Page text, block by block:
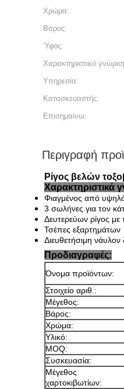
Χρώμα:
Βάρος:
Ύφος:
Χαρακτηριστικό
Υπηρεσία:
Κατασκευαστής:
Επισημαίνω:
Περιγραφή
Ρίγος βελών
Χαρακτηριστικά
Φιαγμένος από
3 σωλήνες για τον
Δευτερεύων ρίγος με
Τσέπες εξαρτημάτων
Διευθετήσιμη νάυλον
Προδιαγραφές:
Όνομα προϊόντων:
Στοιχείο αριθ.:
Μέγεθος:
Βάρος:
Χρώμα:
Υλικό:
MOQ:
Συσκευασία:
Μέγεθος
χαρτοκιβωτίων: